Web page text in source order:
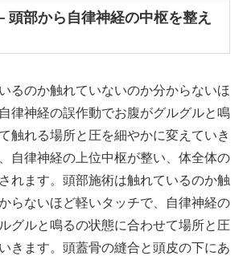
部から自律神経の中枢を整え
るのか触れていないのか分からないほ
律神経の誤作動でお腹がグルグルと鳴
触れる場所と圧を細やかに変えていき
自律神経の上位中枢が整い、体全体の
れます。頭部施術は触れているのか触
らないほど軽いタッチで、自律神経の
グルと鳴るの状態に合わせて場所と圧
きます。頭蓋骨の縫合と頭皮の下にあ